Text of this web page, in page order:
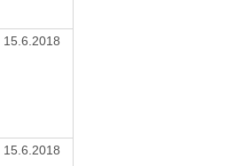
15.6.2018
15.6.2018